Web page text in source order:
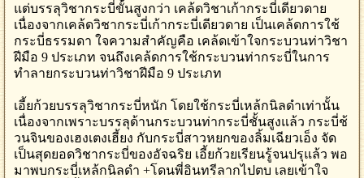
แต่บรรลุวิชากระบี่ขั้นสูงกว่า เคล้ดวิชาเก้ากระบี่เดียวดาย
เนื่องจากเคล้ดวิชากระบี่เก้ากระบี่เดียวดาย เป็นเคล้ดการใช้
กระบี่ธรรมดา ใจความสำคัญคือ เคล้ดเข้าใจกระบวนท่าวิชา
ฝีมือ 9 ประเภท จนถึงเคล้ดการใช้กระบวนท่ากระบี่ในการ
ทำลายกระบวนท่าวิชาฝีมือ 9 ประเภท
เอี้ยก้วยบรรลุวิชากระบี่หนัก โดยใช้กระบี่เหล้กนิลดำเท่านั้น
เนื่องจากเพราะบรรลุด้านกระบวนท่ากระบี่ชั้นสูงแล้ว กระบี่ช้
วนจินของเฮงเตงเฮี้ยง กับกระบี่สาวหยกของลิ้มเฉียวเอ็ง จัด
เป็นสุดยอดวิชากระบี่ของอัจฉริย เอี้ยก้วยเรียนรู้จนปรุแล้ว พอ
มาพบกระบี่เหล้กนิลดำ +โดนพี่อินทรีลากไปตบ เลยเข้าใจ